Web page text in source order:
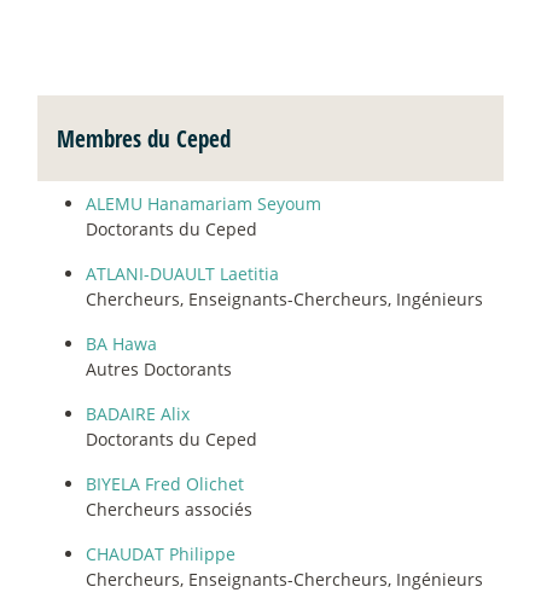
Membres du Ceped
ALEMU Hanamariam Seyoum
Doctorants du Ceped
ATLANI-DUAULT Laetitia
Chercheurs, Enseignants-Chercheurs, Ingénieurs
BA Hawa
Autres Doctorants
BADAIRE Alix
Doctorants du Ceped
BIYELA Fred Olichet
Chercheurs associés
CHAUDAT Philippe
Chercheurs, Enseignants-Chercheurs, Ingénieurs